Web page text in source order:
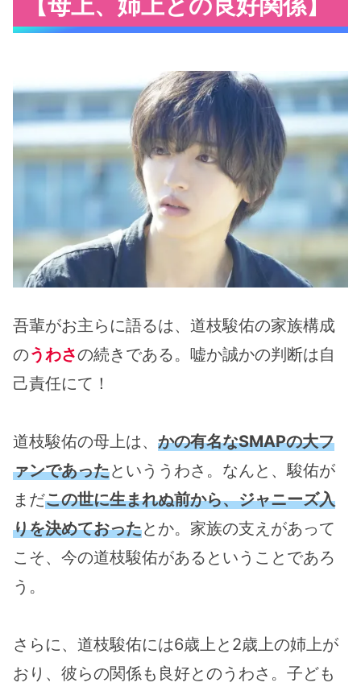
吾輩がお主らに語るは、道枝駿佑の家族構成
のうわさの続きである。嘘か誠かの判断は自
己責任にて！
道枝駿佑の母上は、 かの有名なSMAPの大フ
ァンであったといううわさ。なんと、駿佑が
まだこの世に生まれぬ前から、ジャニーズ入
りを決めておったとか。家族の支えがあって
こそ、今の道枝駿佑があるということであろ
う。
さらに、道枝駿佑には6歳上と2歳上の姉上が
おり、彼らの関係も良好とのうわさ。子ども